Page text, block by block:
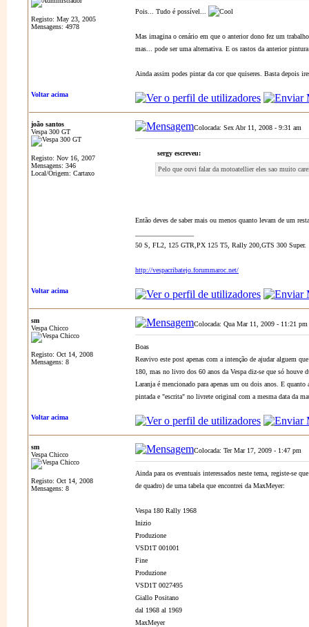
Registo: May 23, 2005
Mensagens: 4978
Pois... Tudo é possível...
Mas imagina o cenário em que o anterior dono fez um
mas... pode ser uma alternativa. E os rastos da anterior
Ainda assim podes pintar da cor que quiseres. Basta depois
Voltar acima
joão santos
Vespa 300 GT
Registo: Nov 16, 2007
Mensagens: 346
Local/Origem: Cartaxo
Colocada: Sex Abr 11, 2008 - 9:31 am
sergy escreveu:
Pelo que ouvi falar da motoatellier eles sao muito
Então deves de saber mais ou menos quanto levam de um
50 S, FL2, 125 GTR,PX 125 T5, Rally 200,GTS 300 Super.
http://vespacribatejo.forummaroc.net/
Voltar acima
sm
Vespa Chicco
Registo: Oct 14, 2008
Mensagens: 8
Colocada: Qua Mar 11, 2009 - 11:21 pm
Boas
Reavivo este post apenas com a intenção de ajudar alguem
180, mas no livro dos 60 anos da Vespa diz-se que só houve
Laranja é mencionado para apenas um ou dois anos. E
pintada e "escrita" no livrete original com a mesma data da
Voltar acima
sm
Vespa Chicco
Registo: Oct 14, 2008
Mensagens: 8
Colocada: Ter Mar 17, 2009 - 1:47 pm
Ainda para os eventuais interessados neste tema, registe-se
de quadro) de uma tabela que encontrei da MaxMeyer:
Vespa 180 Rally 1968
Inizio
Produzione
VSD1T 001001
Fine
Produzione
VSD1T 0027495
Giallo Positano
dal 1968 al 1969
MaxMeyer